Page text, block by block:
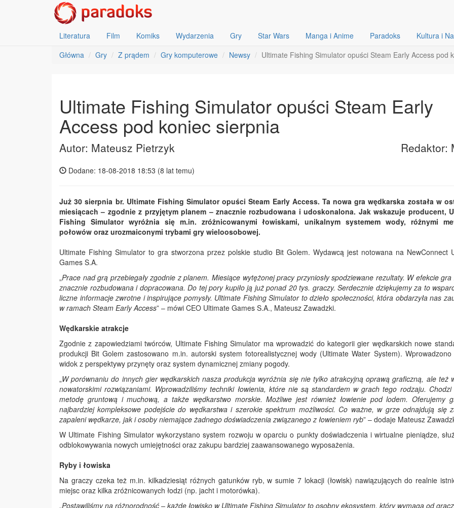
Literatura Film Komiks Wydarzenia Gry Star Wars Manga i Anime Paradoks
Kultura i
Główna
Gry Z prądem Gry komputerowe Newsy Ultimate Fishing Simulator opuści Steam Early Access pod
Ultimate Fishing Simulator opuści Steam Early
Access pod koniec sierpnia
Autor: Mateusz Pietrzyk Redaktor:
Dodane: 18-08-2018 18:53 (8 lat temu)
Już 30 sierpnia br. Ultimate Fishing Simulator opuści Steam Early Access. Ta nowa gra wędkarska została w
miesiącach – zgodnie z przyjętym planem – znacznie rozbudowana i udoskonalona. Jak wskazuje producent,
Fishing Simulator wyróżnia się m.in. zróżnicowanymi łowiskami, unikalnym systemem wody, różnymi
połowów oraz urozmaiconymi trybami gry wieloosobowej.
Ultimate Fishing Simulator to gra stworzona przez polskie studio Bit Golem. Wydawcą jest notowana na NewConnect
Games S.A.
„Prace nad grą przebiegały zgodnie z planem. Miesiące wytężonej pracy przyniosły spodziewane rezultaty. W efekcie gra
znacznie rozbudowana i dopracowana. Do tej pory kupiło ją już ponad 20 tys. graczy. Serdecznie dziękujemy za to
liczne informacje zwrotne i inspirujące pomysły. Ultimate Fishing Simulator to dzieło społeczności, która obdarzyła nas
w ramach Steam Early Access” – mówi CEO Ultimate Games S.A., Mateusz Zawadzki.
Wędkarskie atrakcje
Zgodnie z zapowiedziami twórców, Ultimate Fishing Simulator ma wprowadzić do kategorii gier wędkarskich nowe
produkcji Bit Golem zastosowano m.in. autorski system fotorealistycznej wody (Ultimate Water System).
widok z perspektywy przynęty oraz system dynamicznej zmiany pogody.
„W porównaniu do innych gier wędkarskich nasza produkcja wyróżnia się nie tylko atrakcyjną oprawą graficzną, ale też
nowatorskimi rozwiązaniami. Wprowadziliśmy techniki łowienia, które nie są standardem w grach tego rodzaju.
metodę gruntową i muchową, a także wędkarstwo morskie. Możliwe jest również łowienie pod lodem. Oferujemy
najbardziej kompleksowe podejście do wędkarstwa i szerokie spektrum możliwości. Co ważne, w grze odnajdują się
zapaleni wędkarze, jak i osoby niemające żadnego doświadczenia związanego z łowieniem ryb” – dodaje Mateusz
W Ultimate Fishing Simulator wykorzystano system rozwoju w oparciu o punkty doświadczenia i wirtualne pieniądze,
odblokowywania nowych umiejętności oraz zakupu bardziej zaawansowanego wyposażenia.
Ryby i łowiska
Na graczy czeka też m.in. kilkadziesiąt różnych gatunków ryb, w sumie 7 lokacji (łowisk) nawiązujących do realnie
miejsc oraz kilka zróżnicowanych łodzi (np. jacht i motorówka).
„Postawiliśmy na różnorodność – każde łowisko w Ultimate Fishing Simulator to osobny ekosystem, który wymaga od